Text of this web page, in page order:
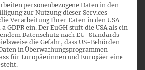
personenbezogene Daten in den
zur Nutzung dieser Services
Verarbeitung Ihrer Daten in den USA
GDPR ein. Der EuGH stuft die USA als ein
Datenschutz nach EU-Standards
die Gefahr, dass US-Behörden
in Überwachungsprogrammen
für Europäerinnen und Europäer eine